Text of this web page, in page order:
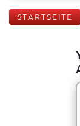
STARTSEITE